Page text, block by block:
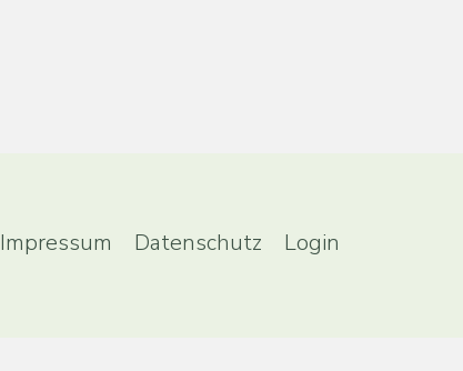
Impressum Datenschutz Login